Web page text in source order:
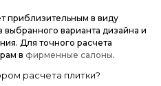
приблизительным в виду
варианта дизайна и
Для точного расчета
в фирменные салоны.
расчета плитки?